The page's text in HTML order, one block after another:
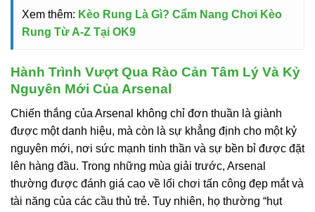
Xem thêm: Kèo Rung Là Gì? Cẩm Nang Chơi Kèo
Rung Từ A-Z Tại OK9
Hành Trình Vượt Qua Rào Cản Tâm Lý Và Kỷ
Nguyên Mới Của Arsenal
Chiến thắng của Arsenal không chỉ đơn thuần là giành
được một danh hiệu, mà còn là sự khẳng định cho một kỷ
nguyên mới, nơi sức mạnh tinh thần và sự bền bỉ được đặt
lên hàng đầu. Trong những mùa giải trước, Arsenal
thường được đánh giá cao về lối chơi tấn công đẹp mắt và
tài năng của các cầu thủ trẻ. Tuy nhiên, họ thường “hụt